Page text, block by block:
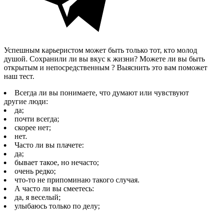
Успешным карьеристом может быть только тот, кто молод
душой. Сохранили ли вы вкус к жизни? Можете ли вы быть
открытым и непосредственным ? Выяснить это вам поможет
наш тест.
Всегда ли вы понимаете, что думают или чувствуют
другие люди:
да;
почти всегда;
скорее нет;
нет.
Часто ли вы плачете:
да;
бывает такое, но нечасто;
очень редко;
что-то не припоминаю такого случая.
А часто ли вы смеетесь:
да, я веселый;
улыбаюсь только по делу;